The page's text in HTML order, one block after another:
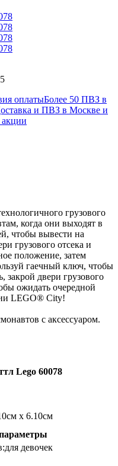
оплатыБолее 50 ПВЗ в
и ПВЗ в Москве и
акции
грузового
когда они выходят в
чтобы вывести на
грузового отсека и
положение, затем
гаечный ключ, чтобы
закрой двери грузового
ожидать очередной
LEGO® City!
с аксессуаром.
Lego 60078
x 6.10см
девочек